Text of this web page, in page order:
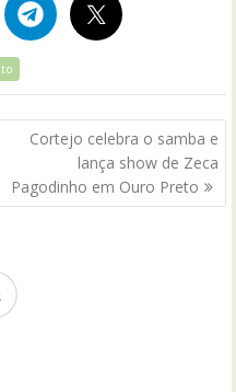
Cortejo celebra o samba e
lança show de Zeca
Pagodinho em Ouro Preto